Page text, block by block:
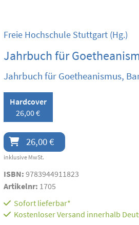
Freie Hochschule Stuttgart(Hg.)
Jahrbuch für
Jahrbuch für Goetheanismus,
Hardcover
26,00 €
26,00 €
inklusive MwSt.
ISBN: 9783944911823
Artikelnr: 1705
Sofort lieferbar*
Kostenloser Versand innerhalb